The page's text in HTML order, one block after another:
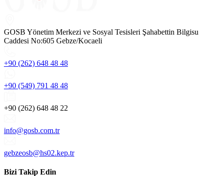
GOSB Yönetim Merkezi ve Sosyal Tesisleri Şahabettin Bilgisu
Caddesi No:605 Gebze/Kocaeli
+90 (262) 648 48 48
+90 (549) 791 48 48
+90 (262) 648 48 22
info@gosb.com.tr
gebzeosb@hs02.kep.tr
Bizi Takip Edin